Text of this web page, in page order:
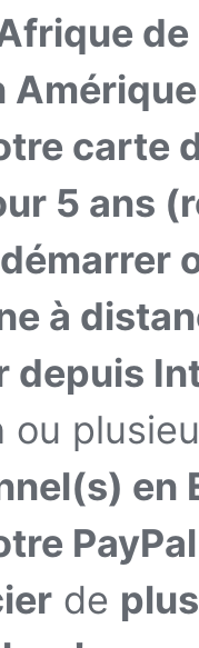
de
carte
5 ans
à
depuis
ou
en
de